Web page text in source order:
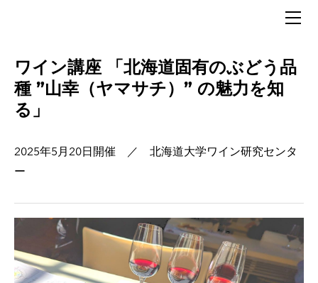
ワイン講座 「北海道固有のぶどう品
種 ”山幸（ヤマサチ）” の魅力を知
る」
2025年5月20日開催 ／ 北海道大学ワイン研究センタ
ー
歴代会長あいさつ
設立趣旨
会則
２０２５年度 賞味会2026/2/3
第２３回セミナー「発酵」2025/11/06
第２２回セミナー「昆布とだしと北海道」2025/10/06